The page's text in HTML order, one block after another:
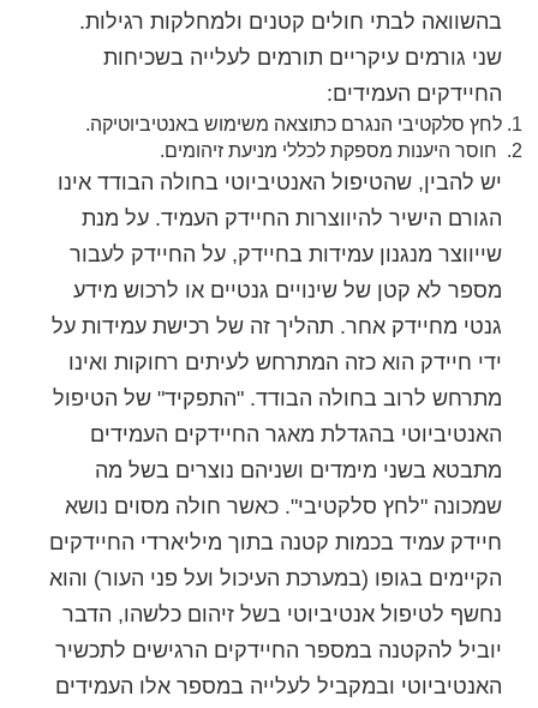
בהשוואה לבתי חולים קטנים ולמחלקות רגילות.
שני גורמים עיקריים תורמים לעלייה בשכיחות
החיידקים העמידים:
לחץ סלקטיבי הנגרם כתוצאה משימוש באנטיביוטיקה.
חוסר היענות מספקת לכללי מניעת זיהומים.
יש להבין, שהטיפול האנטיביוטי בחולה הבודד אינו
הגורם הישיר להיווצרות החיידק העמיד. על מנת
שייווצר מנגנון עמידות בחיידק, על החיידק לעבור
מספר לא קטן של שינויים גנטיים או לרכוש מידע
גנטי מחיידק אחר. תהליך זה של רכישת עמידות על
ידי חיידק הוא כזה המתרחש לעיתים רחוקות ואינו
מתרחש לרוב בחולה הבודד. "התפקיד" של הטיפול
האנטיביוטי בהגדלת מאגר החיידקים העמידים
מתבטא בשני מימדים ושניהם נוצרים בשל מה
שמכונה "לחץ סלקטיבי". כאשר חולה מסוים נושא
חיידק עמיד בכמות קטנה בתוך מיליארדי החיידקים
הקיימים בגופו (במערכת העיכול ועל פני העור) והוא
נחשף לטיפול אנטיביוטי בשל זיהום כלשהו, הדבר
יוביל להקטנה במספר החיידקים הרגישים לתכשיר
האנטיביוטי ובמקביל לעלייה במספר אלו העמידים